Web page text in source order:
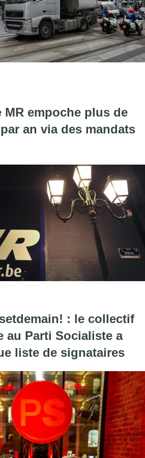
MR empoche plus de
an via des mandats
: le collectif
au Parti Socialiste a
liste de signataires